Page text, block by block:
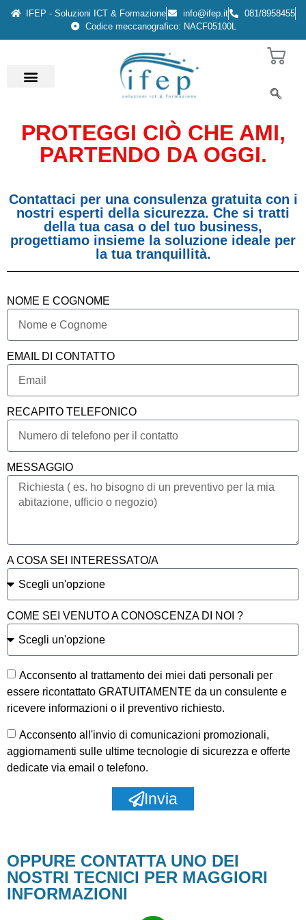
IFEP - Soluzioni ICT & Formazione info@ifep.it
081/8958455
Codice meccanografico: NACF05100L
PROTEGGI CIÒ CHE AMI,
PARTENDO DA OGGI.
Contattaci per una consulenza gratuita con i
nostri esperti della sicurezza. Che si tratti
della tua casa o del tuo business,
progettiamo insieme la soluzione ideale per
la tua tranquillità.
NOME E COGNOME
EMAIL DI CONTATTO
RECAPITO TELEFONICO
MESSAGGIO
A COSA SEI INTERESSATO/A
COME SEI VENUTO A CONOSCENZA DI NOI ?
Acconsento al trattamento dei miei dati personali per
essere ricontattato GRATUITAMENTE da un consulente e
ricevere informazioni o il preventivo richiesto.
Acconsento all'invio di comunicazioni promozionali,
aggiornamenti sulle ultime tecnologie di sicurezza e offerte
dedicate via email o telefono.
Invia
OPPURE CONTATTA UNO DEI
NOSTRI TECNICI PER MAGGIORI
INFORMAZIONI